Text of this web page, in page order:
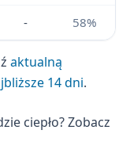
- 58%
aktualną
14 dni.
ciepło? Zobacz